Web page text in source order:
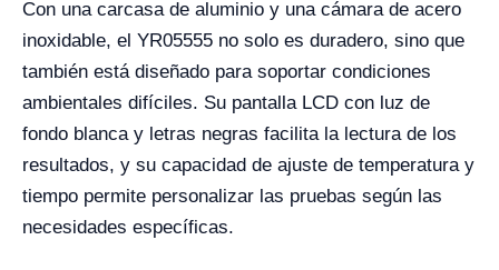
Con una carcasa de aluminio y una cámara de acero
inoxidable, el YR05555 no solo es duradero, sino que
también está diseñado para soportar condiciones
ambientales difíciles. Su pantalla LCD con luz de
fondo blanca y letras negras facilita la lectura de los
resultados, y su capacidad de ajuste de temperatura y
tiempo permite personalizar las pruebas según las
necesidades específicas.